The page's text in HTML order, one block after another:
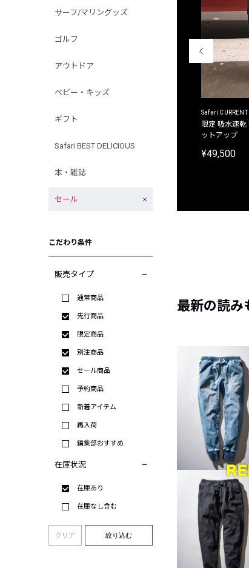
サーフ/マリングッズ
ゴルフ
アウトドア
ベビー・キッズ
ギフト
Safari BEST DELICIOUS
本・雑誌
セール
こだわり条件
販売タイプ
通常商品
先行商品
限定商品
別注商品
セール商品
予約商品
新着アイテム
再入荷
編集部おすすめ
在庫状況
在庫あり
在庫なし含む
クリア 絞り込む
別注限定 フード付き チェックシャツジャケット
Safari CURRENT
限定 吸水速
ットアップ
¥49,500
最新の読み